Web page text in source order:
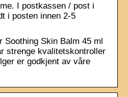
I postkassen / post i
i posten innen 2-5
Soothing Skin Balm 45 ml
strenge kvalitetskontroller
er godkjent av våre